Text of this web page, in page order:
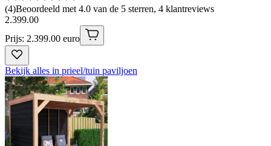
(4)Beoordeeld met 4.0 van de 5 sterren, 4 klantreviews
2.399.00
Prijs: 2.399.00 euro
Bekijk alles in prieel/tuin paviljoen